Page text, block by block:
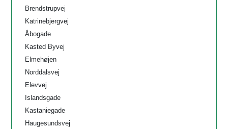
Brendstrupvej
Katrinebjergvej
Åbogade
Kasted Byvej
Elmehøjen
Norddalsvej
Elevvej
Islandsgade
Kastaniegade
Haugesundsvej